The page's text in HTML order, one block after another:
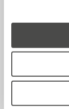
Antonio